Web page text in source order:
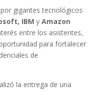
gigantes tecnológicos
IBM y Amazon
entre los asistentes,
para fortalecer
de
la entrega de una